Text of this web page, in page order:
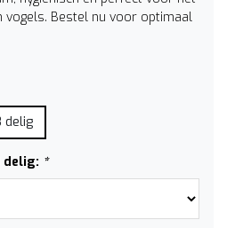
vogels. Bestel nu voor optimaal
delig
*